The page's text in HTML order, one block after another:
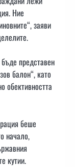
Ние
заяви
представен
балон“, като
обективността
беше
начало,
кутии.